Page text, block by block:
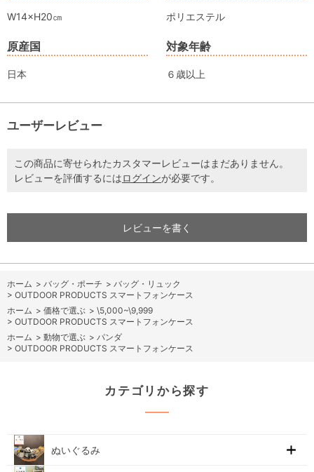
W14×H20㎝ ポリエステル
原産国
日本
対象年齢
６歳以上
ユーザーレビュー
この商品に寄せられたカスタマーレビューはまだありません。
レビューを評価するにはログインが必要です。
レビューを書く
ホーム > バッグ・ポーチ > バッグ・リュック
> OUTDOOR PRODUCTS スマートフォンケース
ホーム > 価格で選ぶ > \5,000~\9,999
> OUTDOOR PRODUCTS スマートフォンケース
ホーム > 動物で選ぶ > パンダ
> OUTDOOR PRODUCTS スマートフォンケース
カテゴリから探す
ぬいぐるみ